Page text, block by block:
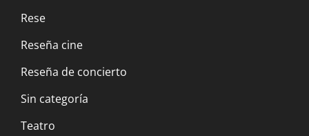
Rese
Reseña cine
Reseña de concierto
Sin categoría
Teatro